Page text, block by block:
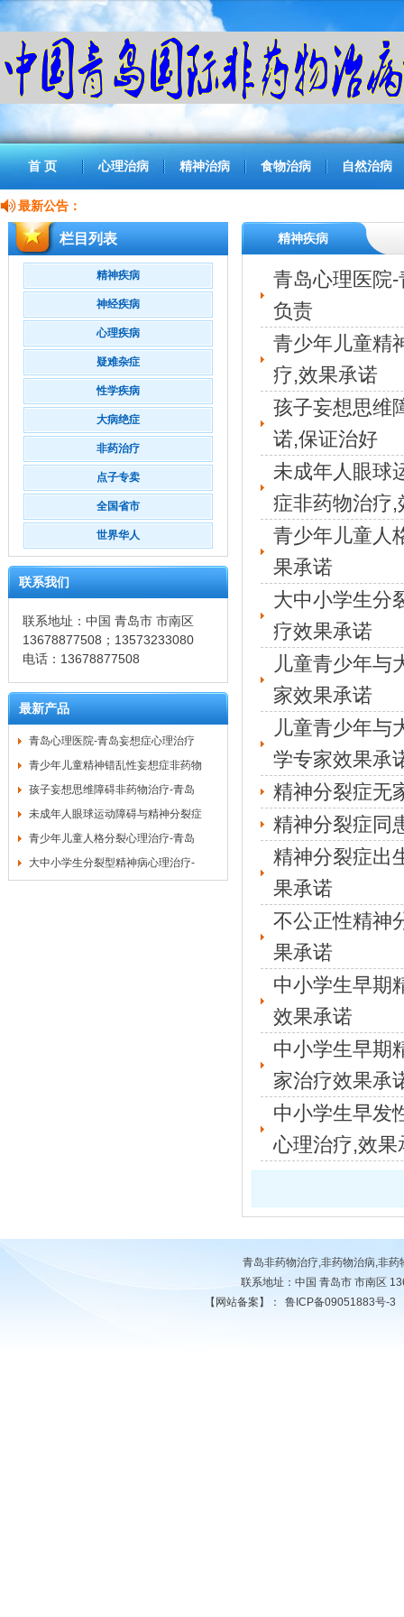
首 页 心理治病 精神治病 食物治病 自然治病
最新公告：
栏目列表
精神疾病
神经疾病
心理疾病
疑难杂症
性学疾病
大病绝症
非药治疗
点子专卖
全国省市
世界华人
联系我们
联系地址：中国 青岛市 市南区
13678877508；13573233080
电话：13678877508
最新产品
青岛心理医院-青岛妄想症心理治疗
青少年儿童精神错乱性妄想症非药物
孩子妄想思维障碍非药物治疗-青岛
未成年人眼球运动障碍与精神分裂症
青少年儿童人格分裂心理治疗-青岛
大中小学生分裂型精神病心理治疗-
精神疾病
青岛心理医院
负责
青少年儿童精
疗,效果承诺
孩子妄想思维
诺,保证治好
未成年人眼球
症非药物治疗,
青少年儿童人
果承诺
大中小学生分
疗效果承诺
儿童青少年与
家效果承诺
儿童青少年与
学专家效果承
精神分裂症无
精神分裂症同
精神分裂症出
果承诺
不公正性精神
果承诺
中小学生早期
效果承诺
中小学生早期
家治疗效果承
中小学生早发
心理治疗,效果
青岛非药物治疗,非药物治病,非
联系地址：中国 青岛市 市南区
【网站备案】：
鲁ICP备09051883号-3